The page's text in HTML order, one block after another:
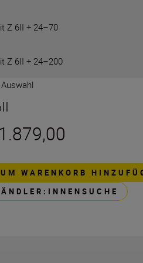
Z 6II + 24–70
Z 6II + 24–200
WARENKORB